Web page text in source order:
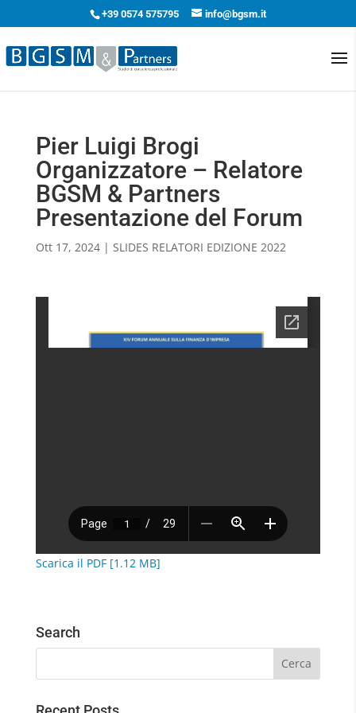
+39 0574 575795 info@bgsm.it
Pier Luigi Brogi
Organizzatore – Relatore
BGSM & Partners
Presentazione del Forum
Ott 17, 2024| SLIDES RELATORI EDIZIONE 2022
Scarica il PDF [1.12 MB]
Search